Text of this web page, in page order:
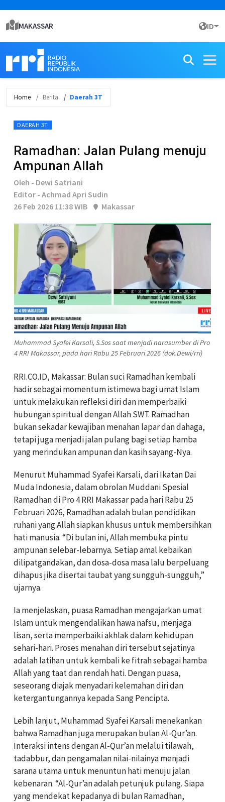
MAKASSAR ID
Home Berita Daerah 3T
DAERAH 3T
Ramadhan: Jalan Pulang menuju
Ampunan Allah
Oleh - Dewi Satriani
Editor - Achmad Apri Sudin
26 Feb 2026 11:38 WIB
Makassar
Muhammad Syafei Karsali, S.Sos saat menjadi narasumber di Pro
4 RRI Makassar, pada hari Rabu 25 Februari 2026 (dok.Dewi/rri)
RRI.CO.ID, Makassar: Bulan suci Ramadhan kembali
hadir sebagai momentum istimewa bagi umat Islam
untuk melakukan refleksi diri dan memperbaiki
hubungan spiritual dengan Allah SWT. Ramadhan
bukan sekadar kewajiban menahan lapar dan dahaga,
tetapi juga menjadi jalan pulang bagi setiap hamba
yang merindukan ampunan dan kasih sayang-Nya.
Menurut Muhammad Syafei Karsali, dari Ikatan Dai
Muda Indonesia, dalam obrolan Muddani Spesial
Ramadhan di Pro 4 RRI Makassar pada hari Rabu 25
Februari 2026, Ramadhan adalah bulan pendidikan
ruhani yang Allah siapkan khusus untuk membersihkan
hati manusia. “Di bulan ini, Allah membuka pintu
ampunan selebar-lebarnya. Setiap amal kebaikan
dilipatgandakan, dan dosa-dosa masa lalu berpeluang
dihapus jika disertai taubat yang sungguh-sungguh,”
ujarnya.
Ia menjelaskan, puasa Ramadhan mengajarkan umat
Islam untuk mengendalikan hawa nafsu, menjaga
lisan, serta memperbaiki akhlak dalam kehidupan
sehari-hari. Proses menahan diri tersebut sejatinya
adalah latihan untuk kembali ke fitrah sebagai hamba
Allah yang taat dan rendah hati. Dengan puasa,
seseorang diajak menyadari kelemahan diri dan
ketergantungannya kepada Sang Pencipta.
Lebih lanjut, Muhammad Syafei Karsali menekankan
bahwa Ramadhan juga merupakan bulan Al-Qur’an.
Interaksi intens dengan Al-Qur’an melalui tilawah,
tadabbur, dan pengamalan nilai-nilainya menjadi
sarana utama untuk menuntun hati menuju jalan
kebenaran. “Al-Qur’an adalah petunjuk pulang. Siapa
yang mendekat kepadanya di bulan Ramadhan,